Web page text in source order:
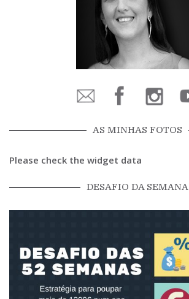
AS MINHAS FOTOS
Please check the widget data
DESAFIO DA SEMANA